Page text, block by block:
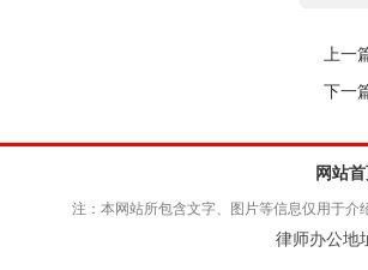
上一
下一
网站
注：本网站所包含文字、图片等信息仅用于
律师办公地